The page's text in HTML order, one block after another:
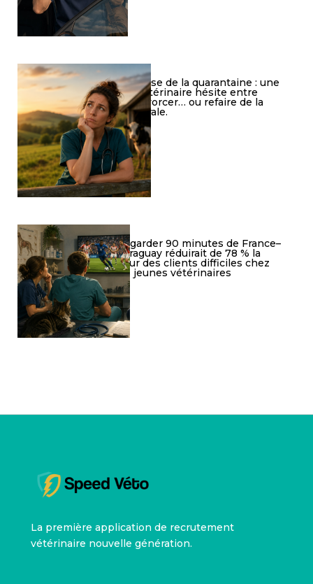
Crise de la quarantaine : une
vétérinaire hésite entre
divorcer… ou refaire de la
rurale.
Regarder 90 minutes de France–
Paraguay réduirait de 78 % la
peur des clients difficiles chez
les jeunes vétérinaires
La première application de recrutement
vétérinaire nouvelle génération.